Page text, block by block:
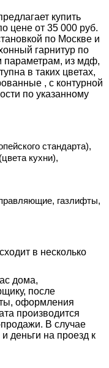
купить
цене от 35 000 руб.
по Москве и
гарнитур по
параметрам, из мдф,
в таких цветах,
, с контурной
по указанному
стандарта),
кухни),
газлифты,
в несколько
дома,
после
оформления
производится
В случае
деньги на проезд к